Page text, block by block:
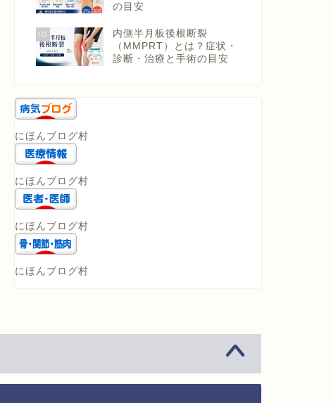
の目安
10
内側半月板後根断裂
（MMPRT）とは？症状・
診断・治療と手術の目安
にほんブログ村
にほんブログ村
にほんブログ村
にほんブログ村